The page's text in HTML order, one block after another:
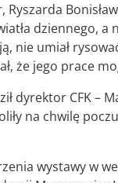
Ryszarda
dziennego,
nie umiał
że jego prace
dyrektor CFK –
na chwilę
wystawy w